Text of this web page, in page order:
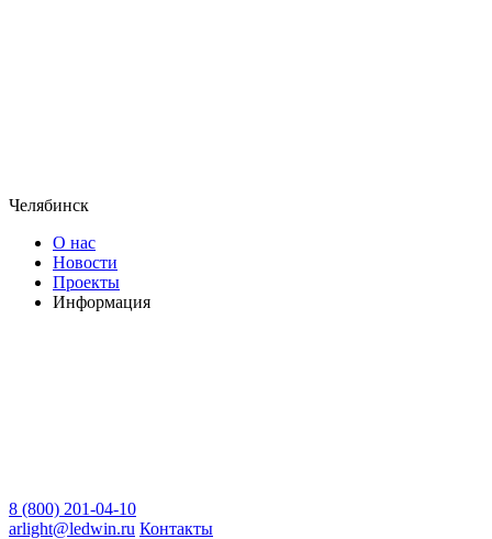
Челябинск
О нас
Новости
Проекты
Информация
8 (800) 201-04-10
arlight@ledwin.ru Контакты